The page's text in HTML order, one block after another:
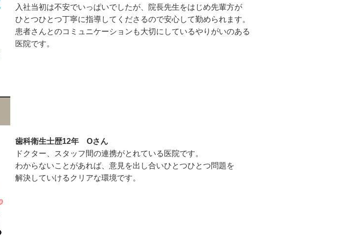
入社当初は不安でいっぱいでしたが、院長先生をはじめ先輩方が
ひとつひとつ丁寧に指導してくださるので安心して勤められます。
患者さんとのコミュニケーションも大切にしているやりがいのある
医院です。
歯科衛生士歴12年 Oさん
ドクター、スタッフ間の連携がとれている医院です。
わからないことがあれば、意見を出し合いひとつひとつ問題を
解決していけるクリアな環境です。